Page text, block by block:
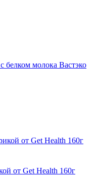
молока Вастэко
от Get Health 160г